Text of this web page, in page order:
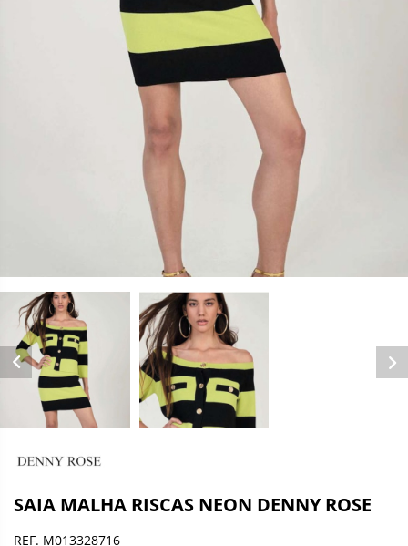
SAIA MALHA RISCAS NEON DENNY ROSE
REF. M013328716